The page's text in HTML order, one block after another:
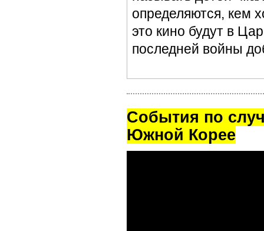
определяются, кем
это кино будут в
последней войны
Cобытия по
Южной Корее